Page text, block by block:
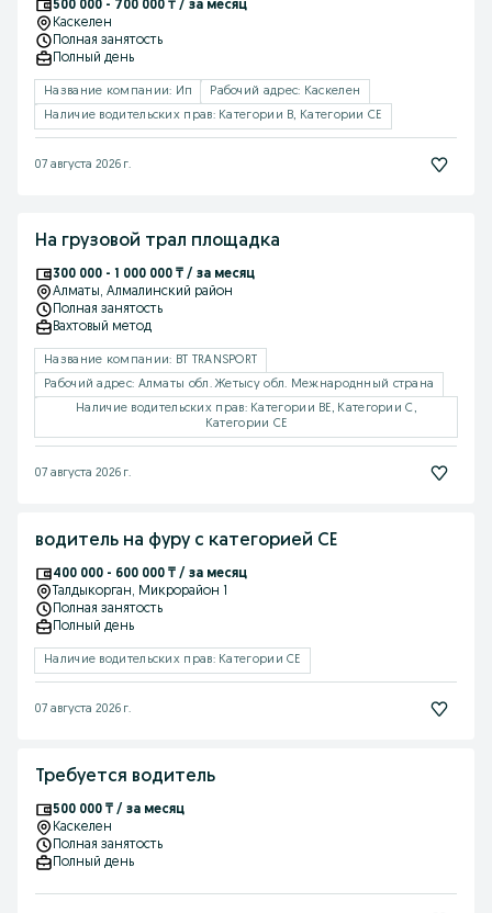
500 000 - 700 000 ₸ / за месяц
Каскелен
Полная занятость
Полный день
Название компании: Ип
Рабочий адрес: Каскелен
Наличие водительских прав: Категории B, Категории CE
07 августа 2026 г.
На грузовой трал площадка
300 000 - 1 000 000 ₸ / за месяц
Алматы, Алмалинский район
Полная занятость
Вахтовый метод
Название компании: BT TRANSPORT
Рабочий адрес: Алматы обл. Жетысу обл. Межнароднный страна
Наличие водительских прав: Категории BE, Категории C,
Категории CE
07 августа 2026 г.
водитель на фуру с категорией СЕ
400 000 - 600 000 ₸ / за месяц
Талдыкорган, Микрорайон 1
Полная занятость
Полный день
Наличие водительских прав: Категории CE
07 августа 2026 г.
Требуется водитель
500 000 ₸ / за месяц
Каскелен
Полная занятость
Полный день